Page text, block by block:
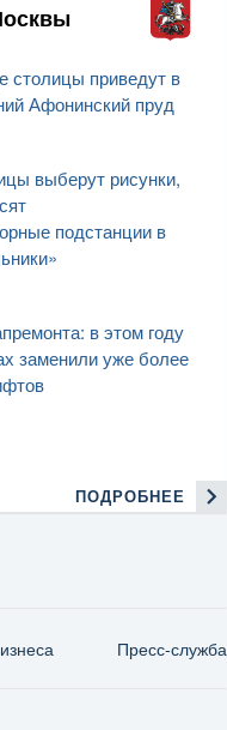
столицы приведут в
Афонинский пруд
выберут рисунки,
подстанции в
в этом году
заменили уже более
ПОДРОБНЕЕ
Пресс-служба